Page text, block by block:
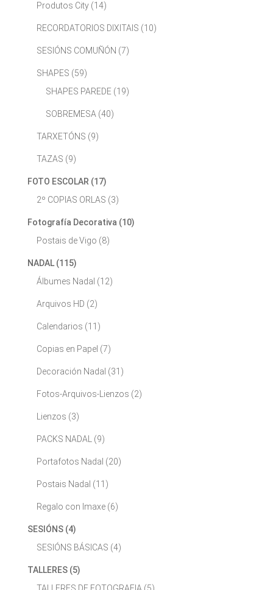
Produtos City (14)
RECORDATORIOS DIXITAIS (10)
SESIÓNS COMUÑÓN (7)
SHAPES (59)
SHAPES PAREDE (19)
SOBREMESA (40)
TARXETÓNS (9)
TAZAS (9)
FOTO ESCOLAR (17)
2º COPIAS ORLAS (3)
Fotografía Decorativa (10)
Postais de Vigo (8)
NADAL (115)
Álbumes Nadal (12)
Arquivos HD (2)
Calendarios (11)
Copias en Papel (7)
Decoración Nadal (31)
Fotos-Arquivos-Lienzos (2)
Lienzos (3)
PACKS NADAL (9)
Portafotos Nadal (20)
Postais Nadal (11)
Regalo con Imaxe (6)
SESIÓNS (4)
SESIÓNS BÁSICAS (4)
TALLERES (5)